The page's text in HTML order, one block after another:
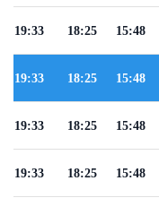
15:48
18:25
19:33
15:48
18:25
19:33
15:48
18:25
19:33
15:48
18:25
19:33